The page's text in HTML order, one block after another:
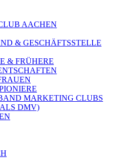
AACHEN
& GESCHÄFTSSTELLE
& FRÜHERE
MARKETING CLUBS
DMV)